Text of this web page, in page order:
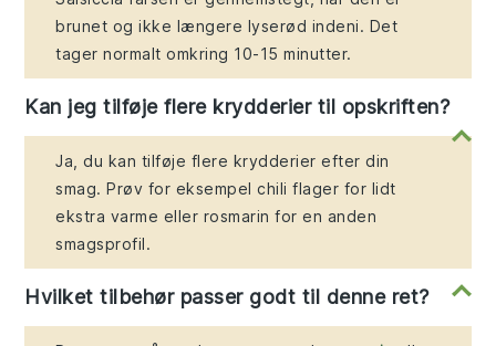
brunet og ikke længere lyserød indeni. Det
tager normalt omkring 10-15 minutter.
Kan jeg tilføje flere krydderier til opskriften?
Ja, du kan tilføje flere krydderier efter din
smag. Prøv for eksempel chili flager for lidt
ekstra varme eller rosmarin for en anden
smagsprofil.
Hvilket tilbehør passer godt til denne ret?